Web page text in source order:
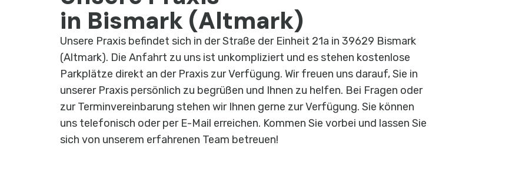
in Bismark (Altmark)
Unsere Praxis befindet sich in der Straße der Einheit 21a in 39629 Bismark
(Altmark). Die Anfahrt zu uns ist unkompliziert und es stehen kostenlose
Parkplätze direkt an der Praxis zur Verfügung. Wir freuen uns darauf, Sie in
unserer Praxis persönlich zu begrüßen und Ihnen zu helfen. Bei Fragen oder
zur Terminvereinbarung stehen wir Ihnen gerne zur Verfügung. Sie können
uns telefonisch oder per E-Mail erreichen. Kommen Sie vorbei und lassen Sie
sich von unserem erfahrenen Team betreuen!